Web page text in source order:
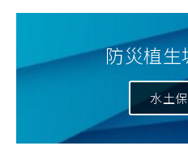
防災植生
水土